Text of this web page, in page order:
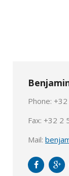
Phone:
Fax: +32 2
Mail: